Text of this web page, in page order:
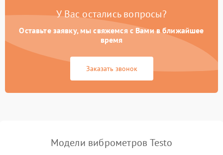
Повреждение разъемов
(USB, HDMI)
500 ₽
Неисправность системы
передачи данных
1500 ₽
индикаторов
У Вас остались вопросы?
Оставьте заявку, мы свяжемся с Вами в ближайшее
время
Заказать звонок
Модели виброметров Testo